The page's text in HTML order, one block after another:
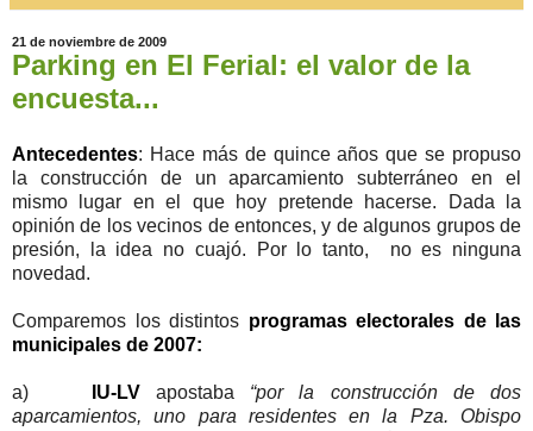
21 de noviembre de 2009
Parking en El Ferial: el valor de la
encuesta...
Antecedentes: Hace más de quince años que se propuso
la construcción de un aparcamiento subterráneo en el
mismo lugar en el que hoy pretende hacerse. Dada la
opinión de los vecinos de entonces, y de algunos grupos de
presión, la idea no cuajó. Por lo tanto, no es ninguna
novedad.
Comparemos los distintos programas electorales de las
municipales de 2007:
a) IU-LVapostaba “por la construcción de dos
aparcamientos, uno para residentes en la Pza. Obispo